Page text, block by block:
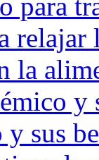
relajar
la
y
y sus